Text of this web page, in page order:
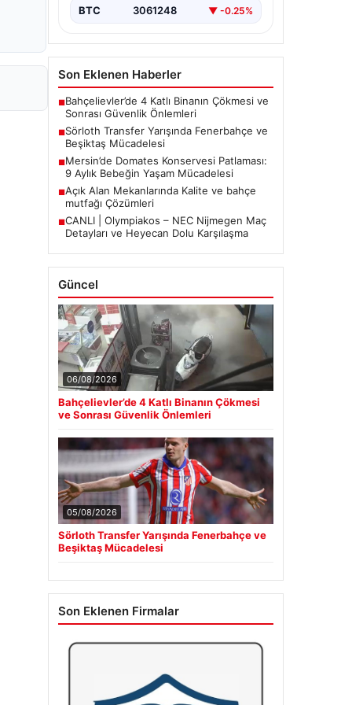
BTC 3061248 ▼ -0.25%
Son Eklenen Haberler
■Bahçelievler’de 4 Katlı Binanın Çökmesi ve
Sonrası Güvenlik Önlemleri
■Sörloth Transfer Yarışında Fenerbahçe ve
Beşiktaş Mücadelesi
■Mersin’de Domates Konservesi Patlaması:
9 Aylık Bebeğin Yaşam Mücadelesi
■Açık Alan Mekanlarında Kalite ve bahçe
mutfağı Çözümleri
■CANLI | Olympiakos – NEC Nijmegen Maç
Detayları ve Heyecan Dolu Karşılaşma
Güncel
06/08/2026
Bahçelievler’de 4 Katlı Binanın Çökmesi
ve Sonrası Güvenlik Önlemleri
05/08/2026
Sörloth Transfer Yarışında Fenerbahçe ve
Beşiktaş Mücadelesi
Son Eklenen Firmalar